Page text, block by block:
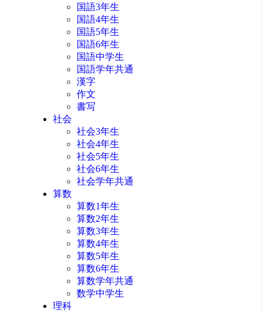
国語3年生
国語4年生
国語5年生
国語6年生
国語中学生
国語学年共通
漢字
作文
書写
社会
社会3年生
社会4年生
社会5年生
社会6年生
社会学年共通
算数
算数1年生
算数2年生
算数3年生
算数4年生
算数5年生
算数6年生
算数学年共通
数学中学生
理科